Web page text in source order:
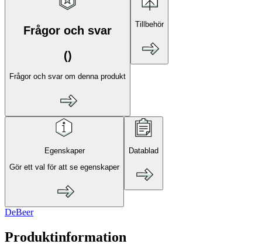
Frågor och svar
()
Frågor och svar om denna produkt
Tillbehör
Egenskaper
Gör ett val för att se egenskaper
Datablad
DeBeer
Produktinformation